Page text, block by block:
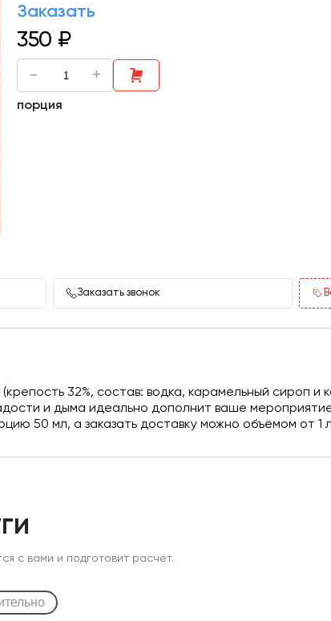
Заказать
350 ₽
- +
порция
Заказать звонок
32%, состав: водка, карамельный сироп и
и дыма идеально дополнит ваше
50 мл, а заказать доставку можно объёмом от 1
с вами и подготовит расчет.